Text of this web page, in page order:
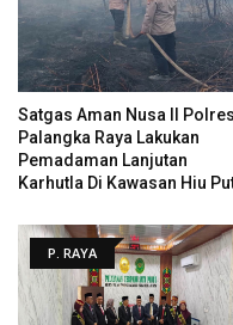
Satgas Aman Nusa II
Palangka Raya Lakukan
Pemadaman Lanjutan
Karhutla Di Kawasan Hiu
P. RAYA